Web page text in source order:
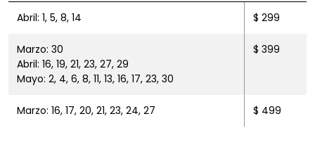
Abril: 1, 5, 8, 14 $ 299
Marzo: 30
Abril: 16, 19, 21, 23, 27, 29
Mayo: 2, 4, 6, 8, 11, 13, 16, 17, 23, 30
$ 399
Marzo: 16, 17, 20, 21, 23, 24, 27 $ 499